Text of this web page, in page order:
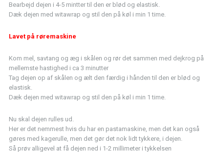
Bearbejd dejen i 4-5 mintter til den er blød og elastisk.
Dæk dejen med witawrap og stil den på køl i min 1 time.
Lavet på røremaskine
Kom mel, savtang og æg i skålen og rør det sammen med dejkrog på
mellemste hastighed i ca 3 minutter
Tag dejen op af skålen og ælt den færdig i hånden til den er blød og
elastisk.
Dæk dejen med witawrap og stil den på køl i min 1 time.
Nu skal dejen rulles ud.
Her er det nemmest hvis du har en pastamaskine, men det kan også
gøres med kagerulle, men det gør det nok lidt tykkere, i dejen.
Så prøv alligevel at få dejen ned i 1-2 millimeter i tykkelsen